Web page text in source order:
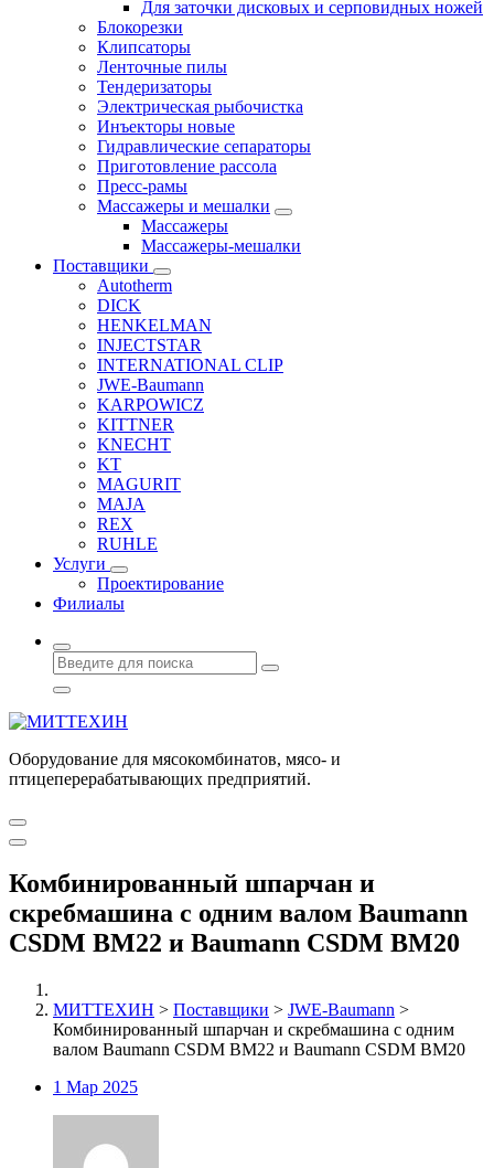
Для заточки дисковых и серповидных ножей
Блокорезки
Клипсаторы
Ленточные пилы
Тендеризаторы
Электрическая рыбочистка
Инъекторы новые
Гидравлические сепараторы
Приготовление рассола
Пресс-рамы
Массажеры и мешалки
Массажеры
Массажеры-мешалки
Поставщики
Autotherm
DICK
HENKELMAN
INJECTSTAR
INTERNATIONAL CLIP
JWE-Baumann
KARPOWICZ
KITTNER
KNECHT
KT
MAGURIT
MAJA
REX
RUHLE
Услуги
Проектирование
Филиалы
Оборудование для мясокомбинатов, мясо- и
птицеперерабатывающих предприятий.
Комбинированный шпарчан и
скребмашина с одним валом Baumann
CSDM BM22 и Baumann CSDM BM20
МИТТЕХИН > Поставщики > JWE-Baumann >
Комбинированный шпарчан и скребмашина с одним
валом Baumann CSDM BM22 и Baumann CSDM BM20
1 Мар 2025